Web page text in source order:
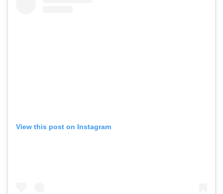
View this post on Instagram